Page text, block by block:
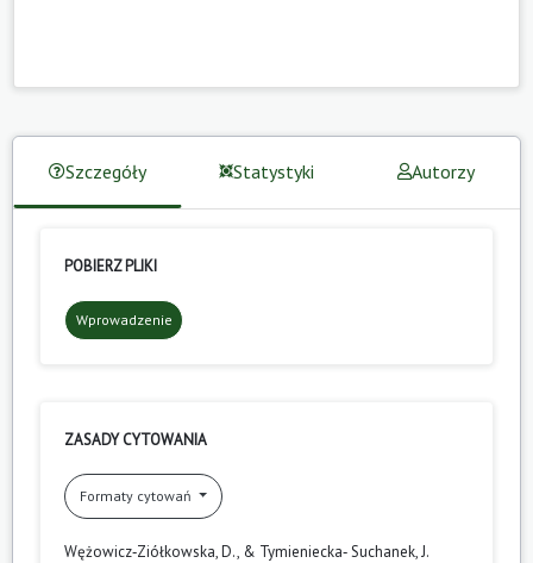
Szczegóły Statystyki Autorzy
POBIERZ PLIKI
Wprowadzenie
ZASADY CYTOWANIA
Formaty cytowań
Wężowicz‑Ziółkowska, D., & Tymieniecka‑ Suchanek, J.